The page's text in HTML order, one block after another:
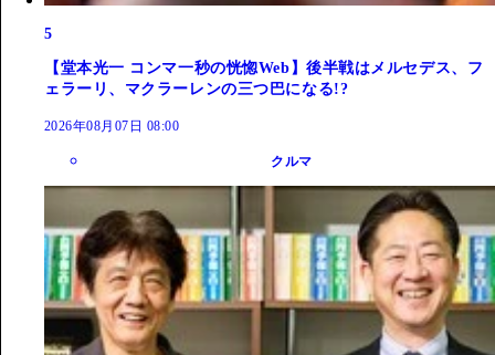
5
【堂本光一 コンマ一秒の恍惚Web】後半戦はメルセデス、フ
ェラーリ、マクラーレンの三つ巴になる!?
2026年08月07日 08:00
クルマ